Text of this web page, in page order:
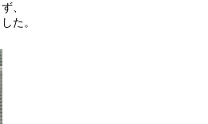
、
た。